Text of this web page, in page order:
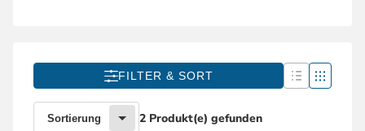
FILTER & SORT
Sortierung 2 Produkt(e) gefunden